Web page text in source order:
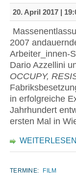
20. April 2017 |
2007
Arbeiter_innen-
Dario Azzellini
OCCUPY,
in erfolgreiche
Jahrhundert
ersten Mal in
WEITERLESEN
TERMINE: FILM